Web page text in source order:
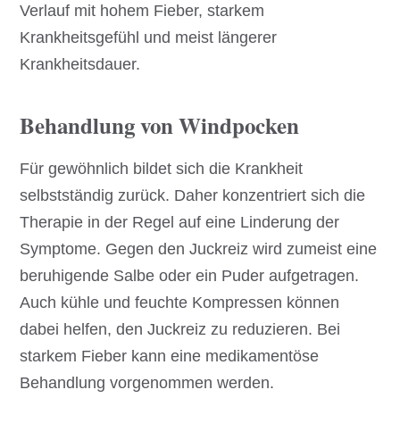
Verlauf mit hohem Fieber, starkem
Krankheitsgefühl und meist längerer
Krankheitsdauer.
Behandlung von Windpocken
Für gewöhnlich bildet sich die Krankheit
selbstständig zurück. Daher konzentriert sich die
Therapie in der Regel auf eine Linderung der
Symptome. Gegen den Juckreiz wird zumeist eine
beruhigende Salbe oder ein Puder aufgetragen.
Auch kühle und feuchte Kompressen können
dabei helfen, den Juckreiz zu reduzieren. Bei
starkem Fieber kann eine medikamentöse
Behandlung vorgenommen werden.